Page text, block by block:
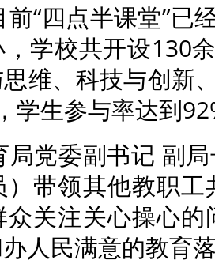
“四点半课堂”已
学校共开设130
维、科技与创新
学生参与率达到
局党委副书记 副
带领其他教职
关注关心操心
人民满意的教育